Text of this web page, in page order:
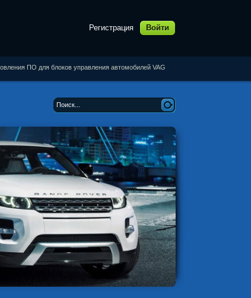
Регистрация Войти
ПО для блоков управления автомобилей VAG